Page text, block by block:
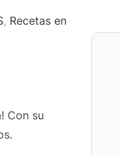
, Recetas en
Con su